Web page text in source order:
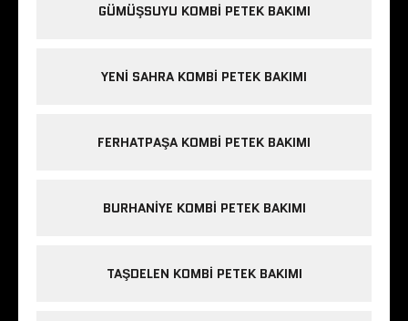
GÜMÜŞSUYU KOMBI PETEK BAKIMI
YENI SAHRA KOMBI PETEK BAKIMI
FERHATPAŞA KOMBI PETEK BAKIMI
BURHANIYE KOMBI PETEK BAKIMI
TAŞDELEN KOMBI PETEK BAKIMI